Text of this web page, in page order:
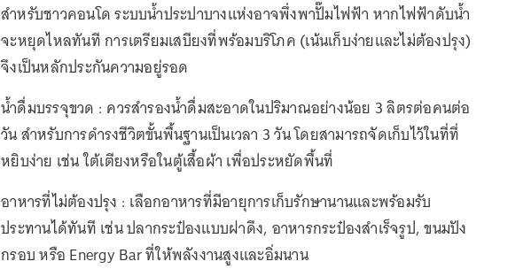
สำหรับชาวคอนโด ระบบน้ำประปาบางแห่งอาจพึ่งพาปั๊มไฟฟ้า หากไฟฟ้าดับน้ำ
จะหยุดไหลทันที การเตรียมเสบียงที่พร้อมบริโภค (เน้นเก็บง่ายและไม่ต้องปรุง)
จึงเป็นหลักประกันความอยู่รอด
น้ำดื่มบรรจุขวด : ควรสำรองน้ำดื่มสะอาดในปริมาณอย่างน้อย 3 ลิตรต่อคนต่อ
วัน สำหรับการดำรงชีวิตขั้นพื้นฐานเป็นเวลา 3 วัน โดยสามารถจัดเก็บไว้ในที่ที่
หยิบง่าย เช่น ใต้เตียงหรือในตู้เสื้อผ้า เพื่อประหยัดพื้นที่
อาหารที่ไม่ต้องปรุง : เลือกอาหารที่มีอายุการเก็บรักษานานและพร้อมรับ
ประทานได้ทันที เช่น ปลากระป๋องแบบฝาดึง, อาหารกระป๋องสำเร็จรูป, ขนมปัง
กรอบ หรือ Energy Bar ที่ให้พลังงานสูงและอิ่มนาน